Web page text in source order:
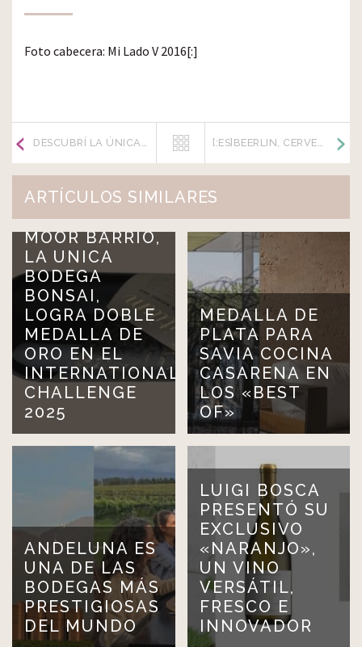
Foto cabecera: Mi Lado V 2016[:]
DESCUBRÍ LA ÚNICA TAVERNA ASIÁTICA DE MENDOZA
ARTÍCULOS SIMILARES
MOOR BARRIO,
LA UNICA
BODEGA
BONSAI,
LOGRA DOBLE
MEDALLA DE
ORO EN EL
INTERNATIONAL
CHALLENGE
2025
MEDALLA DE
PLATA PARA
SAVIA COCINA
CASARENA EN
LOS «BEST
OF»
ANDELUNA ES
UNA DE LAS
BODEGAS MÁS
PRESTIGIOSAS
DEL MUNDO
LUIGI BOSCA
PRESENTÓ SU
EXCLUSIVO
«NARANJO»,
UN VINO
VERSÁTIL,
FRESCO E
INNOVADOR